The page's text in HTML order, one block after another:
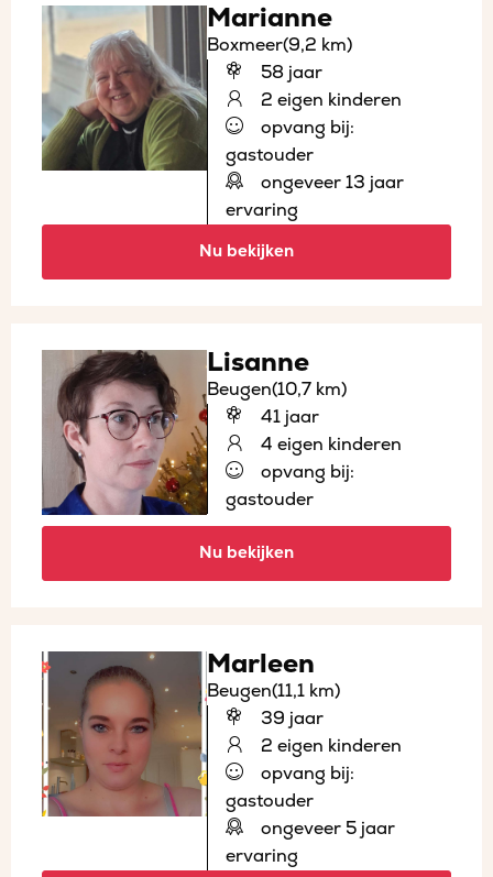
Marianne
Boxmeer(9,2 km)
58 jaar
2 eigen kinderen
opvang bij:
gastouder
ongeveer 13 jaar
ervaring
Nu bekijken
Lisanne
Beugen(10,7 km)
41 jaar
4 eigen kinderen
opvang bij:
gastouder
Nu bekijken
Marleen
Beugen(11,1 km)
39 jaar
2 eigen kinderen
opvang bij:
gastouder
ongeveer 5 jaar
ervaring